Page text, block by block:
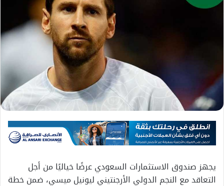
يجهز صندوق الاستثمارات السعودي عرضًا خياليًا من أجل
التعاقد مع النجم الدولي الأرجنتيني ليونيل ميسي، ضمن خطة